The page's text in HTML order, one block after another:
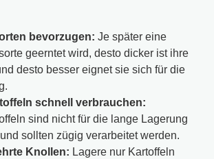
bevorzugen: Je später eine
geerntet wird, desto dicker ist ihre
desto besser eignet sie sich für die
schnell verbrauchen:
sind nicht für die lange Lagerung
sollten zügig verarbeitet werden.
Knollen: Lagere nur Kartoffeln